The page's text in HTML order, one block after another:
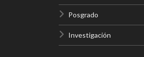
Posgrado
Investigación